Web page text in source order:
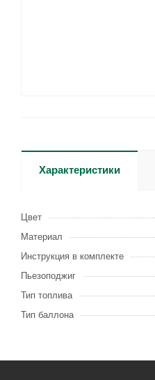
Характеристики
Цвет
Материал
Инструкция в комплекте
Пьезоподжиг
Тип топлива
Тип баллона